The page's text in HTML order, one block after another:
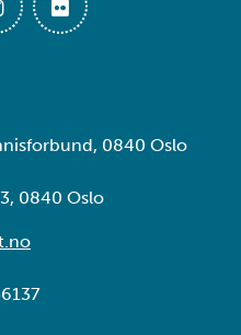
0840 Oslo
0840 Oslo